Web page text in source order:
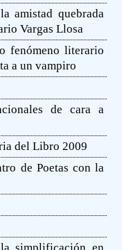
amistad quebrada
Vargas Llosa
fenómeno literario
a un vampiro
de cara a
del Libro 2009
de Poetas con la